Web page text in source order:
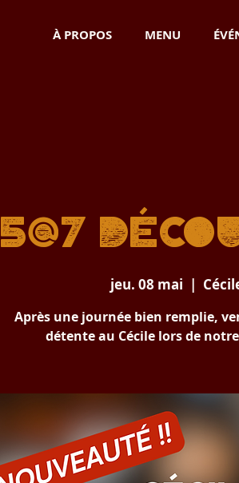
À PROPOS MENU
5@7
jeu. 08 mai
  |
Après une journée bien remplie,
détente au Cécile lors de notre